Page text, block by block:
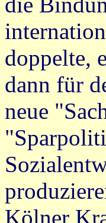
doppelte,
dann für
neue
Kölner